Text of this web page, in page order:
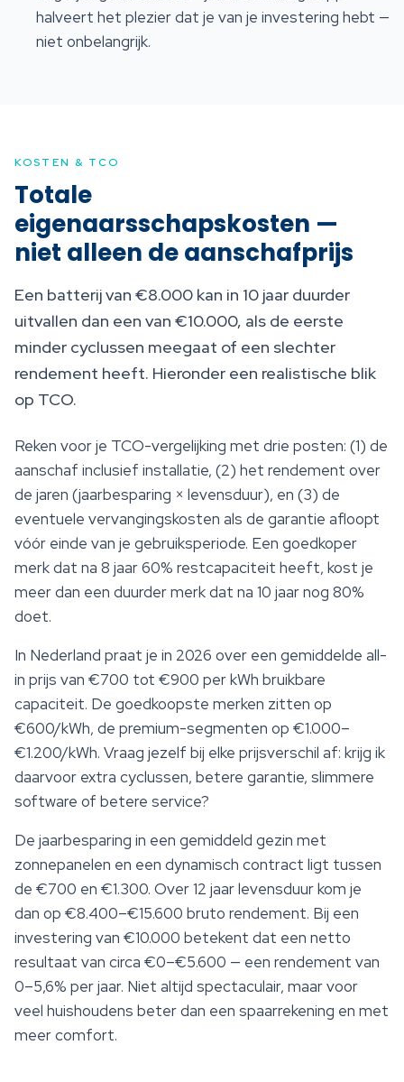
halveert het plezier dat je van je investering hebt —
niet onbelangrijk.
KOSTEN & TCO
Totale
eigenaarsschapskosten —
niet alleen de aanschafprijs
Een batterij van €8.000 kan in 10 jaar duurder
uitvallen dan een van €10.000, als de eerste
minder cyclussen meegaat of een slechter
rendement heeft. Hieronder een realistische blik
op TCO.
Reken voor je TCO-vergelijking met drie posten: (1) de
aanschaf inclusief installatie, (2) het rendement over
de jaren (jaarbesparing × levensduur), en (3) de
eventuele vervangingskosten als de garantie afloopt
vóór einde van je gebruiksperiode. Een goedkoper
merk dat na 8 jaar 60% restcapaciteit heeft, kost je
meer dan een duurder merk dat na 10 jaar nog 80%
doet.
In Nederland praat je in 2026 over een gemiddelde all-
in prijs van €700 tot €900 per kWh bruikbare
capaciteit. De goedkoopste merken zitten op
€600/kWh, de premium-segmenten op €1.000–
€1.200/kWh. Vraag jezelf bij elke prijsverschil af: krijg ik
daarvoor extra cyclussen, betere garantie, slimmere
software of betere service?
De jaarbesparing in een gemiddeld gezin met
zonnepanelen en een dynamisch contract ligt tussen
de €700 en €1.300. Over 12 jaar levensduur kom je
dan op €8.400–€15.600 bruto rendement. Bij een
investering van €10.000 betekent dat een netto
resultaat van circa €0–€5.600 — een rendement van
0–5,6% per jaar. Niet altijd spectaculair, maar voor
veel huishoudens beter dan een spaarrekening en met
meer comfort.